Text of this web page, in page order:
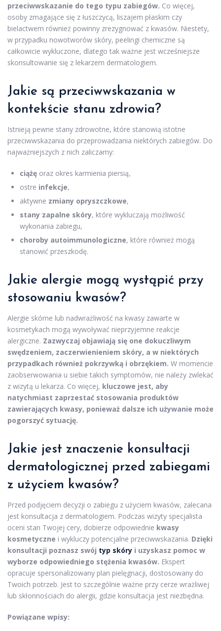
przeciwwskazanie do tego typu zabiegów. Co więcej,
osoby zmagające się z łuszczycą, liszajem płaskim czy
bielactwem również powinny zrezygnować z kwasów. Niestety,
w przypadku nowotworów skóry, peelingi chemiczne są
całkowicie wykluczone, dlatego tak ważne jest wcześniejsze
skonsultowanie się z lekarzem dermatologiem.
Jakie są przeciwwskazania w
kontekście stanu zdrowia?
Istnieją pewne stany zdrowotne, które stanowią istotne
przeciwwskazania do przeprowadzania niektórych zabiegów. Do
najważniejszych z nich zaliczamy:
ciążę oraz okres karmienia piersią,
ostre infekcje,
aktywne zmiany opryszczkowe,
stany zapalne skóry, które wykluczają możliwość
wykonania zabiegu,
choroby autoimmunologiczne, które również mogą
stanowić przeszkodę.
Jakie alergie mogą wystąpić przy
stosowaniu kwasów?
Alergie skórne lub nadwrażliwość na kwasy zawarte w
kosmetykach mogą wywoływać nieprzyjemne reakcje
alergiczne. Zazwyczaj objawiają się one dokuczliwym
swędzeniem, zaczerwienieniem skóry, a w niektórych
przypadkach również pokrzywką i obrzękiem. W momencie
zaobserwowania u siebie takich symptomów, nie należy zwlekać
z wizytą u lekarza. Co więcej, kluczowe jest, aby
natychmiast zaprzestać stosowania produktów
zawierających kwasy, ponieważ dalsze ich używanie może
pogorszyć sytuację.
Jakie jest znaczenie konsultacji
dermatologicznej przed zabiegami
z użyciem kwasów?
Przed podjęciem decyzji o zabiegu z użyciem kwasów, zalecana
jest konsultacja z dermatologiem. Podczas wizyty specjalista
oceni stan Twojej cery, dobierze odpowiednie kwasy
kosmetyczne i wykluczy potencjalne przeciwwskazania. Dzięki
konsultacji poznasz swój typ skóry i uzyskasz pomoc w
wyborze odpowiedniego stężenia kwasów. Ekspert
opracuje spersonalizowany plan pielęgnacji, dostosowany do
Twoich potrzeb. Jest to szczególnie ważne przy cerze wrażliwej
lub skłonnościach do alergii, gdzie konsultacja jest niezbędna.
Powiązane wpisy: